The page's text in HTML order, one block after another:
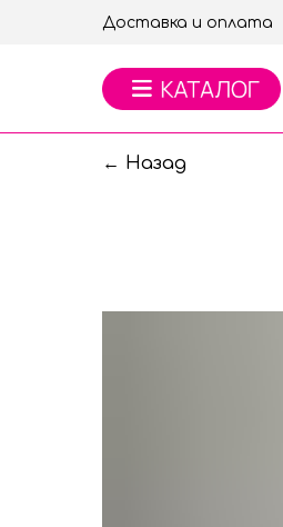
Доставка и оплата
← Назад